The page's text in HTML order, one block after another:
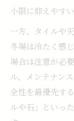
小限に抑えやす
一方、タイルや
冬場は冷たく感
場合は注意が必
ル、メンテナン
全性を最優先す
ルや石」といっ